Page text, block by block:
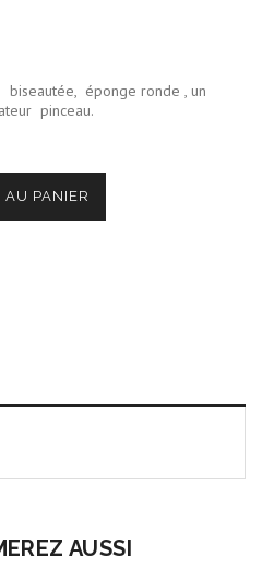
éponge ronde , un
pinceau.
AU PANIER
AUSSI